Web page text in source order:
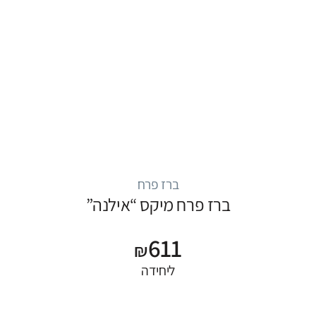
ברז פרח
ברז פרח מיקס “אילנה”
₪611
ליחידה